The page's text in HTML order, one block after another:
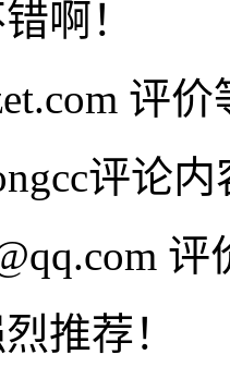
啊！
评价
评论
评
推荐！